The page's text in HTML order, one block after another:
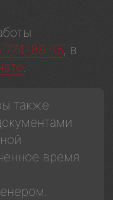
774-88-15, в
.
также
время